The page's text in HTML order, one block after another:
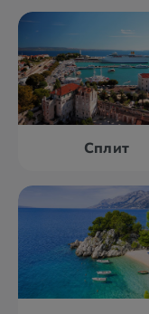
Сплит